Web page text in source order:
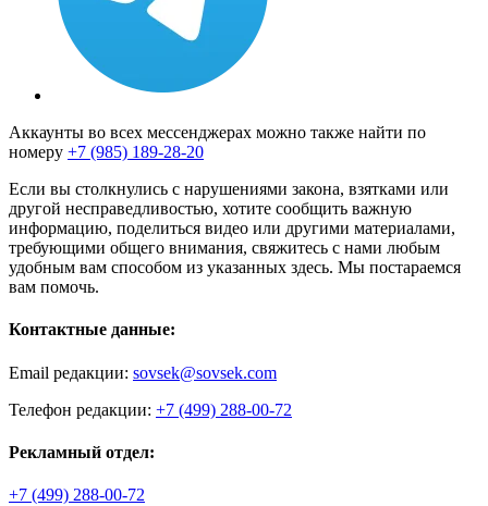
Аккаунты во всех мессенджерах можно также найти по
номеру +7 (985) 189-28-20
Если вы столкнулись с нарушениями закона, взятками или
другой несправедливостью, хотите сообщить важную
информацию, поделиться видео или другими материалами,
требующими общего внимания, свяжитесь с нами любым
удобным вам способом из указанных здесь. Мы постараемся
вам помочь.
Контактные данные:
Email редакции: sovsek@sovsek.com
Телефон редакции: +7 (499) 288-00-72
Рекламный отдел:
+7 (499) 288-00-72